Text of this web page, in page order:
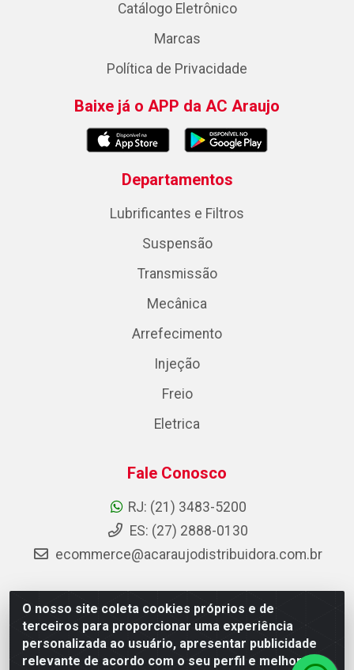
O nosso site coleta cookies próprios e de
terceiros para proporcionar uma experiência
personalizada ao usuário, apresentar publicidade
relevante de acordo com o seu perfil e melhorar a
Catálogo Eletrônico
Marcas
Política de Privacidade
Baixe já o APP da AC Araujo
Departamentos
Lubrificantes e Filtros
Suspensão
Transmissão
Mecânica
Arrefecimento
Injeção
Freio
Eletrica
Fale Conosco
RJ: (21) 3483-5200
ES: (27) 2888-0130
ecommerce@acaraujodistribuidora.com.br
AC Araujo Distribuidora - Rua Carneiro de Campos, 42 -
São Cristóvão, Rio de Janeiro/RJ - CEP 20.920-410 -
CNPJ 08.744.753/0003-85